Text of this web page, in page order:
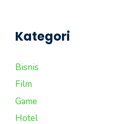
Kategori
Bisnis
Film
Game
Hotel